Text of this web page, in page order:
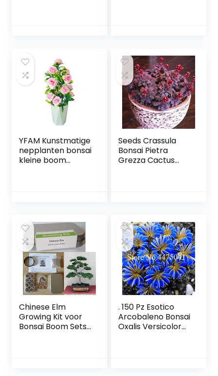
plants: 6
YFAM Kunstmatige
nepplanten bonsai
kleine boom
Pink)
Seeds Crassula
Bonsai Pietra
Grezza Cactus
Chinese Elm
Growing Kit voor
Bonsai Boom Sets
. 150 Pz Esotico
Arcobaleno Bonsai
Oxalis Versicolor